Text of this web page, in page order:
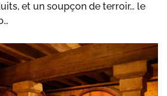
et un soupçon de terroir… le